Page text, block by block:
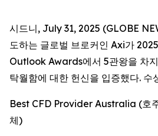
시드니, July 31, 2025 (GLOBE
도하는 글로벌 브로커인 Axi가
Outlook Awards에서 5관왕을 차
탁월함에 대한 헌신을 입증했다. 수
Best CFD Provider Australia (호
체)